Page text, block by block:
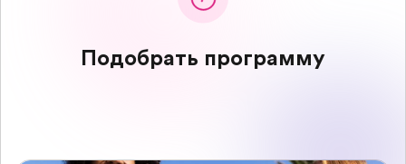
Подобрать программу